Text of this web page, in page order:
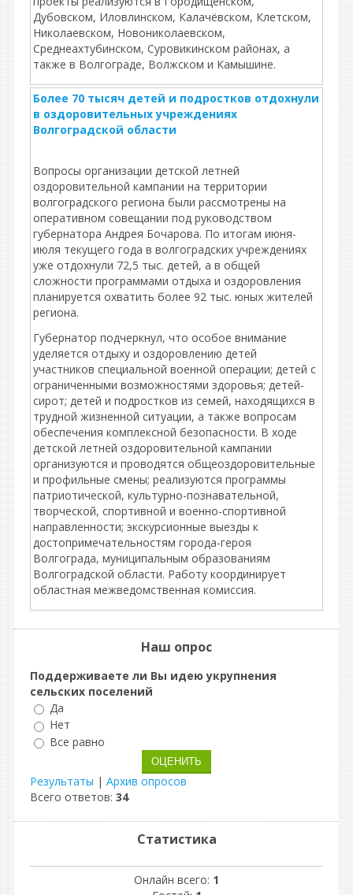
Дубовском, Иловлинском, Калачёвском, Клетском,
Николаевском, Новониколаевском,
Среднеахтубинском, Суровикинском районах, а
также в Волгограде, Волжском и Камышине.
Более 70 тысяч детей и подростков отдохнули
в оздоровительных учреждениях
Волгоградской области
Вопросы организации детской летней
оздоровительной кампании на территории
волгоградского региона были рассмотрены на
оперативном совещании под руководством
губернатора Андрея Бочарова. По итогам июня-
июля текущего года в волгоградских учреждениях
уже отдохнули 72,5 тыс. детей, а в общей
сложности программами отдыха и оздоровления
планируется охватить более 92 тыс. юных жителей
региона.
Губернатор подчеркнул, что особое внимание
уделяется отдыху и оздоровлению детей
участников специальной военной операции; детей с
ограниченными возможностями здоровья; детей-
сирот; детей и подростков из семей, находящихся в
трудной жизненной ситуации, а также вопросам
обеспечения комплексной безопасности. В ходе
детской летней оздоровительной кампании
организуются и проводятся общеоздоровительные
и профильные смены; реализуются программы
патриотической, культурно-познавательной,
творческой, спортивной и военно-спортивной
направленности; экскурсионные выезды к
достопримечательностям города-героя
Волгограда, муниципальным образованиям
Волгоградской области. Работу координирует
областная межведомственная комиссия.
Наш опрос
Поддерживаете ли Вы идею укрупнения
сельских поселений
Да
Нет
Все равно
Результаты | Архив опросов
Всего ответов: 34
Статистика
Онлайн всего: 1